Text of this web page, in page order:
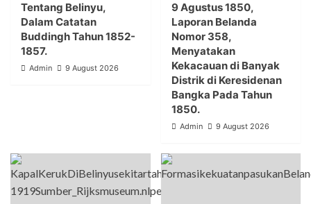
Tentang Belinyu,
Dalam Catatan
Buddingh Tahun 1852-
1857.
Admin 9 August 2026
9 Agustus 1850,
Laporan Belanda
Nomor 358,
Menyatakan
Kekacauan di Banyak
Distrik di Keresidenan
Bangka Pada Tahun
1850.
Admin 9 August 2026